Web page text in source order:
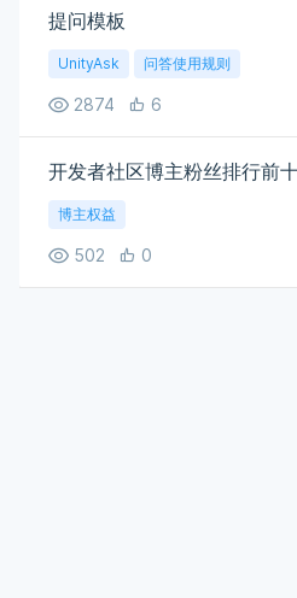
提问模板
UnityAsk 问答使用规则
2874 6
开发者社区博主粉丝排行前
博主权益
502 0